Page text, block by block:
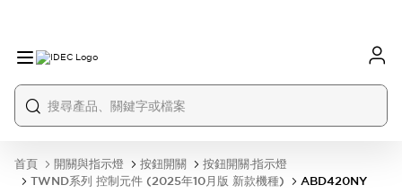
首頁 開關與指示燈 按鈕開關
按鈕開關·指示燈
TWND系列 控制元件 (2025年10月版 新款機種)
ABD420NY